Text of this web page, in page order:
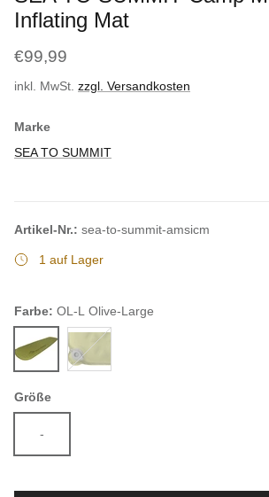
Inflating Mat
€99,99
inkl. MwSt. zzgl. Versandkosten
Marke
SEA TO SUMMIT
Artikel-Nr.: sea-to-summit-amsicm
1 auf Lager
Farbe: OL-L Olive-Large
Größe
-